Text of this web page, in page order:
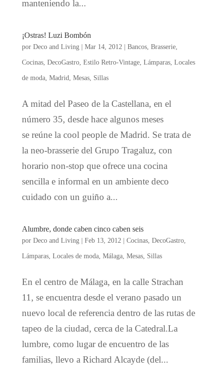
manteniendo la...
¡Ostras! Luzi Bombón
por Deco and Living| Mar 14, 2012 | Bancos, Brasserie,
Cocinas, DecoGastro, Estilo Retro-Vintage, Lámparas, Locales
de moda, Madrid Mesas, Sillas
A mitad del Paseo de la Castellana, en el
número 35, desde hace algunos meses
se reúne la cool people de Madrid. Se trata de
la neo-brasserie del Grupo Tragaluz, con
horario non-stop que ofrece una cocina
sencilla e informal en un ambiente deco
cuidado con un guiño a...
Alumbre, donde caben cinco caben seis
por Deco and Living| Feb 13, 2012 | Cocinas, DecoGastro,
Lámparas, Locales de moda, Málaga, Mesas, Sillas
En el centro de Málaga, en la calle Strachan
11, se encuentra desde el verano pasado un
nuevo local de referencia dentro de las rutas de
tapeo de la ciudad, cerca de la Catedral.La
lumbre, como lugar de encuentro de las
familias, llevo a Richard Alcayde (del...